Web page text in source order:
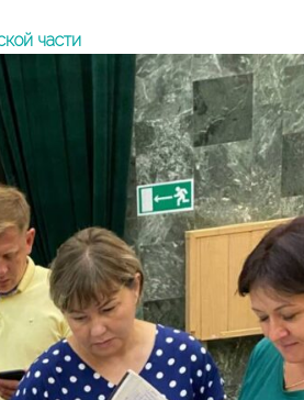
части